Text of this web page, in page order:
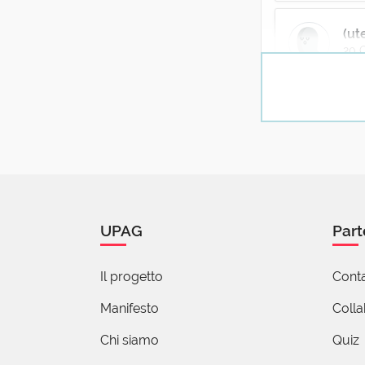
20
A
Si sta come
sugli alberi
Ungaretti
Poesia
UPAG
Il progetto
Manifesto
Chi siamo Quiz